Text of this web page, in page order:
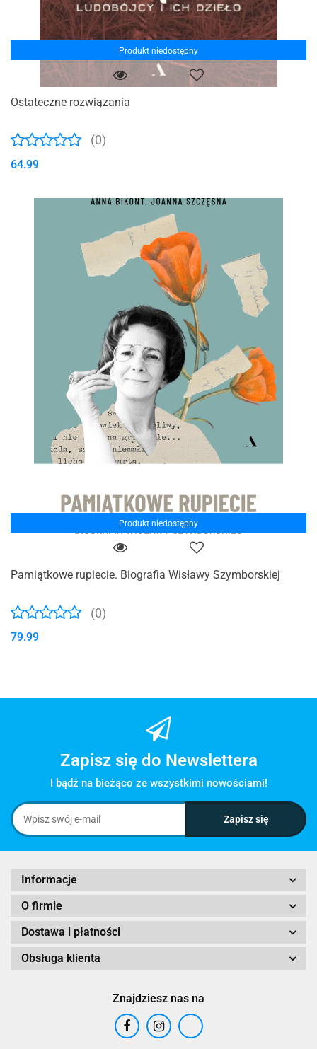
Produkt niedostępny
Ostateczne rozwiązania
(0)
64.99
Produkt niedostępny
Pamiątkowe rupiecie. Biografia Wisławy Szymborskiej
(0)
79.99
Zapisz się do Newslettera
I bądź na bieżąco ze wszystkimi nowościami!
Informacje
O firmie
Dostawa i płatności
Obsługa klienta
Znajdziesz nas na